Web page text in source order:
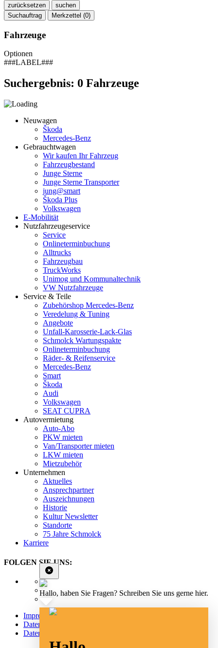
zurücksetzen
suchen
Suchauftrag
Merkzettel (0)
Fahrzeuge
Optionen
###LABEL###
Suchergebnis: 0 Fahrzeuge
Neuwagen
Škoda
Mercedes-Benz
Gebrauchtwagen
Wir kaufen Ihr Fahrzeug
Fahrzeugbestand
Junge Sterne
Junge Sterne Transporter
jung@smart
Škoda Plus
Volkswagen
E-Mobilität
Nutzfahrzeugeservice
Service
Onlineterminbuchung
Alltrucks
Fahrzeugbau
TruckWorks
Unimog und Kommunaltechnik
VW Nutzfahrzeuge
Service & Teile
Zubehörshop Mercedes-Benz
Veredelung & Tuning
Angebote
Unfall-Karosserie-Lack-Glas
Schmolck Wartungspakte
Onlineterminbuchung
Räder- & Reifenservice
Mercedes-Benz
Smart
Škoda
Audi
Volkswagen
SEAT CUPRA
Autovermietung
Auto-Abo
PKW mieten
Van/Transporter mieten
LKW mieten
Mietzubehör
Unternehmen
Aktuelles
Ansprechpartner
Auszeichnungen
Historie
Kultur Newsletter
Standorte
75 Jahre Schmolck
Karriere
FOLGEN SIE UNS:
Impressum
Datenschutz
Datenschutz Social Media
Hallo, haben Sie Fragen? Schreiben Sie uns gerne hier.